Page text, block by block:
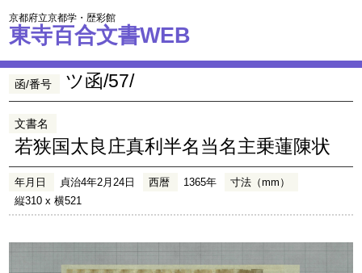
京都府立京都学・歴彩館
東寺百合文書WEB
函/番号 ツ函/57/
文書名
若狭国太良庄真利半名当名主乗蓮陳状
年月日 貞治4年2月24日 西暦 1365年
寸法（mm）
縦310 x 横521